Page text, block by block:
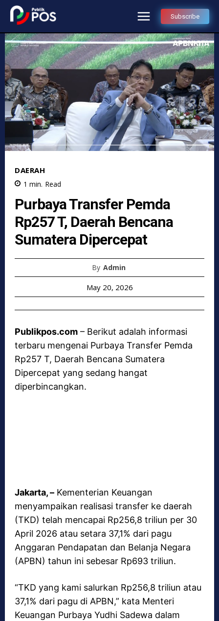
Subscribe
DAERAH
1 min. Read
Purbaya Transfer Pemda
Rp257 T, Daerah Bencana
Sumatera Dipercepat
By Admin
May 20, 2026
Publikpos.com – Berikut adalah informasi
terbaru mengenai Purbaya Transfer Pemda
Rp257 T, Daerah Bencana Sumatera
Dipercepat yang sedang hangat
diperbincangkan.
Jakarta, – Kementerian Keuangan
menyampaikan realisasi transfer ke daerah
(TKD) telah mencapai Rp256,8 triliun per 30
April 2026 atau setara 37,1% dari pagu
Anggaran Pendapatan dan Belanja Negara
(APBN) tahun ini sebesar Rp693 triliun.
“TKD yang kami salurkan Rp256,8 triliun atau
37,1% dari pagu di APBN,” kata Menteri
Keuangan Purbaya Yudhi Sadewa dalam